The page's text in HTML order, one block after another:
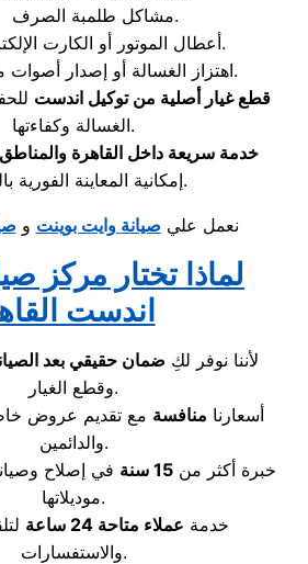
مشاكل طلمبة الصرف.
أعطال الموتور أو الكارت الإلكتروني.
اهتزاز الغسالة أو إصدار أصوات مزعجة.
قطع غيار أصلية من توكيل اندست
الغسالة وكفاءتها.
خدمة سريعة داخل القاهرة والمناطق
إمكانية المعاينة الفورية بالمنزل.
نعمل علي صيانة وايت بوينت و
لماذا تختار مركز
اندست
لأننا نوفر لكِ ضمان حقيقي بعد
وقطع الغيار.
أسعارنا منافسة مع تقديم عروض
والدائمين.
خبرة أكثر من15 سنة
في إصلاح
موديلاتها.
خدمة عملاء متاحة 24 ساعة
والاستفسارات.